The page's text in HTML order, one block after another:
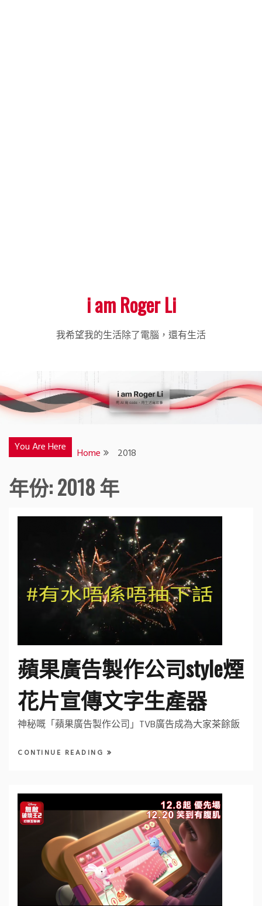
i am Roger Li
我希望我的生活除了電腦，還有生活
You Are Here Home 2018
年份:2018 年
蘋果廣告製作公司style煙
花片宣傳文字生產器
神秘嘅「蘋果廣告製作公司」TVB廣告成為大家茶餘飯
CONTINUE READING